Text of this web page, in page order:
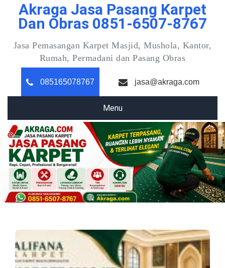
content
Akraga Jasa Pasang Karpet
Dan Obras 0851-6507-8767
Jasa Pemasangan Karpet Masjid, Mushola, Kantor,
Rumah, Permadani dan Pasang Obras
085165078767 jasa@akraga.com
Menu